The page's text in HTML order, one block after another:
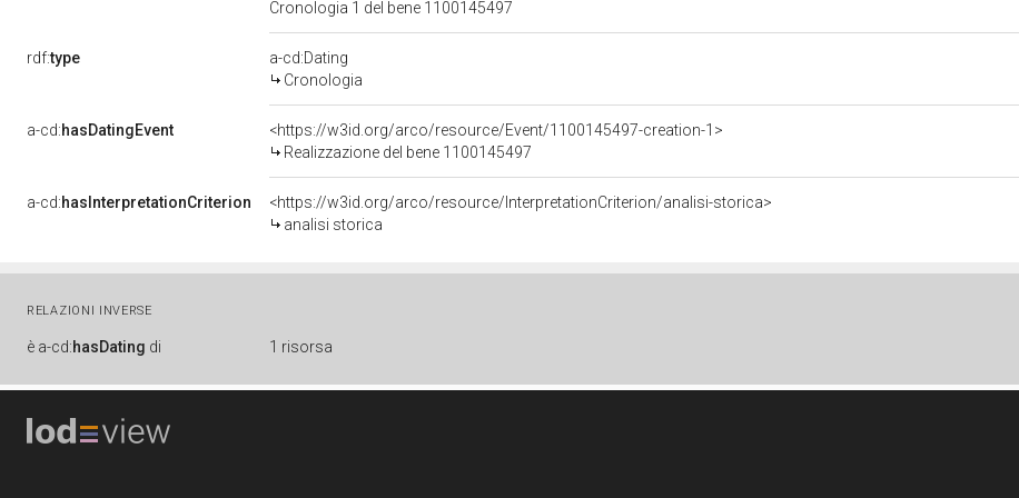
Cronologia 1 del bene 1100145497
rdf:type
a-cd:Dating
Cronologia
a-cd:hasDatingEvent
<https://w3id.org/arco/resource/Event/1100145497-creation-1>
Realizzazione del bene 1100145497
a-cd:hasInterpretationCriterion
<https://w3id.org/arco/resource/InterpretationCriterion/analisi-storica>
analisi storica
RELAZIONI INVERSE
è a-cd:hasDating di 1 risorsa